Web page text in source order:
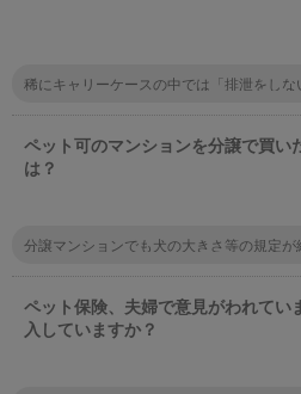
稀にキャリーケースの中では「排泄をし
は指定席でペットを置く座席を予約して
て違うので実際使うところの鉄道会社に問
ペット可のマンションを分譲で買い
は？
分譲マンションでも犬の大きさ等の規定
ペット保険、夫婦で意見がわれてい
入していますか？